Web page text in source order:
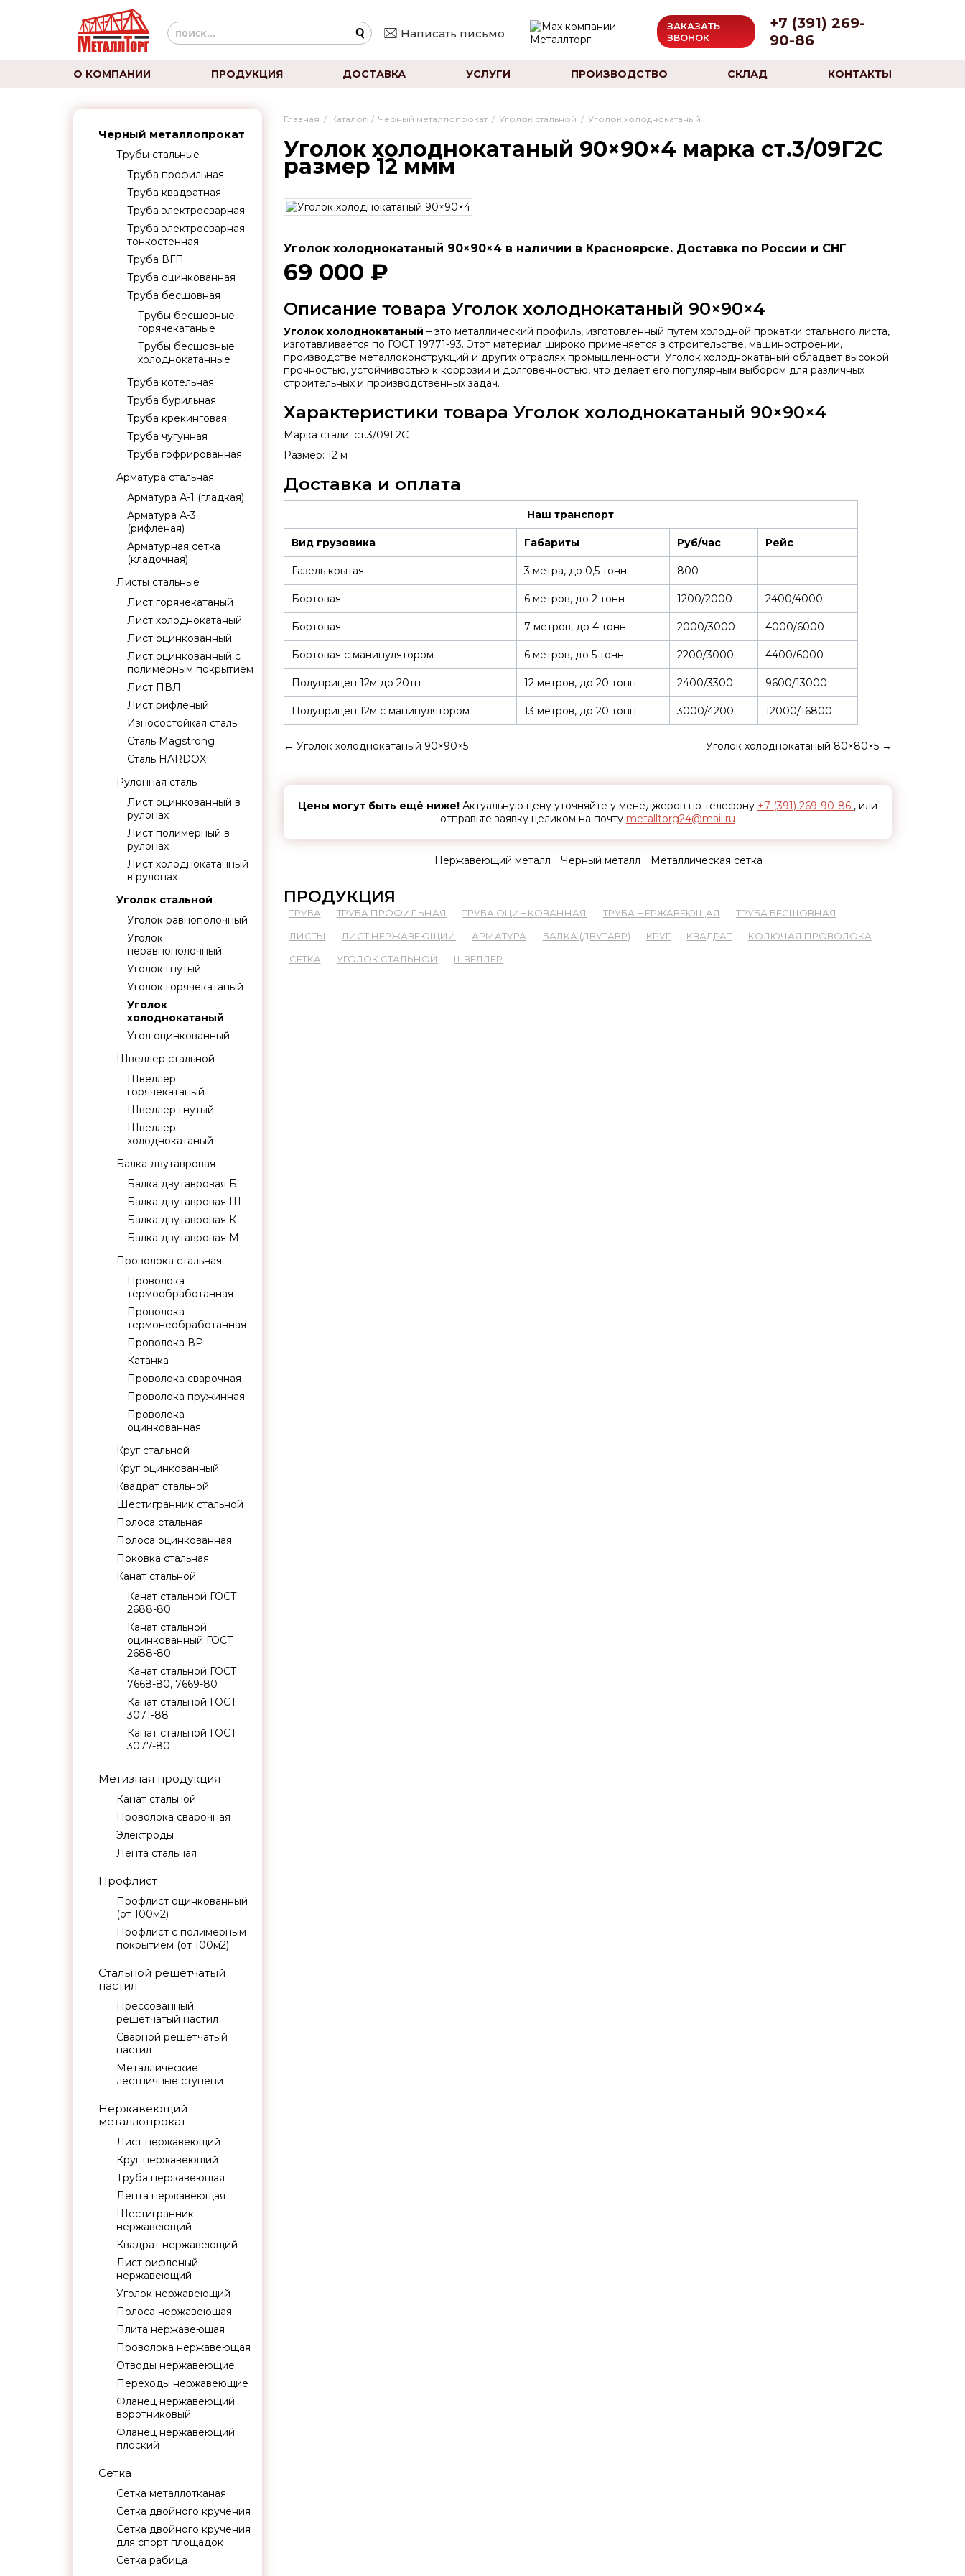
Написать письмо
ЗАКАЗАТЬ
ЗВОНОК
+7 (391) 269-
90-86
О КОМПАНИИ ПРОДУКЦИЯ ДОСТАВКА УСЛУГИ ПРОИЗВОДСТВО СКЛАД КОНТАКТЫ
Черный металлопрокат
Трубы стальные
Труба профильная
Труба квадратная
Труба электросварная
Труба электросварная
тонкостенная
Труба ВГП
Труба оцинкованная
Труба бесшовная
Трубы бесшовные
горячекатаные
Трубы бесшовные
холоднокатанные
Труба котельная
Труба бурильная
Труба крекинговая
Труба чугунная
Труба гофрированная
Арматура стальная
Арматура А-1 (гладкая)
Арматура А-3
(рифленая)
Арматурная сетка
(кладочная)
Листы стальные
Лист горячекатаный
Лист холоднокатаный
Лист оцинкованный
Лист оцинкованный с
полимерным покрытием
Лист ПВЛ
Лист рифленый
Износостойкая сталь
Сталь Magstrong
Сталь HARDOX
Рулонная сталь
Лист оцинкованный в
рулонах
Лист полимерный в
рулонах
Лист холоднокатанный
в рулонах
Уголок стальной
Уголок равнополочный
Уголок
неравнополочный
Уголок гнутый
Уголок горячекатаный
Уголок
холоднокатаный
Угол оцинкованный
Швеллер стальной
Швеллер
горячекатаный
Швеллер гнутый
Швеллер
холоднокатаный
Балка двутавровая
Балка двутавровая Б
Балка двутавровая Ш
Балка двутавровая К
Балка двутавровая М
Проволока стальная
Проволока
термообработанная
Проволока
термонеобработанная
Проволока ВР
Катанка
Проволока сварочная
Проволока пружинная
Проволока
оцинкованная
Круг стальной
Круг оцинкованный
Квадрат стальной
Шестигранник стальной
Полоса стальная
Полоса оцинкованная
Поковка стальная
Канат стальной
Канат стальной ГОСТ
2688-80
Канат стальной
оцинкованный ГОСТ
2688-80
Канат стальной ГОСТ
7668-80, 7669-80
Канат стальной ГОСТ
3071-88
Канат стальной ГОСТ
3077-80
Метизная продукция
Канат стальной
Проволока сварочная
Электроды
Лента стальная
Профлист
Профлист оцинкованный
(от 100м2)
Профлист с полимерным
покрытием (от 100м2)
Стальной решетчатый
настил
Прессованный
решетчатый настил
Сварной решетчатый
настил
Металлические
лестничные ступени
Нержавеющий
металлопрокат
Лист нержавеющий
Круг нержавеющий
Труба нержавеющая
Лента нержавеющая
Шестигранник
нержавеющий
Квадрат нержавеющий
Лист рифленый
нержавеющий
Уголок нержавеющий
Полоса нержавеющая
Плита нержавеющая
Проволока нержавеющая
Отводы нержавеющие
Переходы нержавеющие
Фланец нержавеющий
воротниковый
Фланец нержавеющий
плоский
Сетка
Сетка металлотканая
Сетка двойного кручения
Сетка двойного кручения
для спорт площадок
Сетка рабица
Главная / Каталог / Черный металлопрокат / Уголок стальной / Уголок холоднокатаный
Уголок холоднокатаный 90×90×4 марка ст.3/09Г2С
размер 12 ммм
Уголок холоднокатаный 90×90×4 в наличии в Красноярске. Доставка по России и СНГ
69 000 ₽
Описание товара Уголок холоднокатаный 90×90×4
Уголок холоднокатаный – это металлический профиль, изготовленный путем холодной прокатки стального листа,
изготавливается по ГОСТ 19771-93. Этот материал широко применяется в строительстве, машиностроении,
производстве металлоконструкций и других отраслях промышленности. Уголок холоднокатаный обладает высокой
прочностью, устойчивостью к коррозии и долговечностью, что делает его популярным выбором для различных
строительных и производственных задач.
Характеристики товара Уголок холоднокатаный 90×90×4
Марка стали: ст.3/09Г2С
Размер: 12 м
Доставка и оплата
Наш транспорт
Вид грузовика Габариты Руб/час Рейс
Газель крытая 3 метра, до 0,5 тонн 800 -
Бортовая 6 метров, до 2 тонн 1200/2000 2400/4000
Бортовая 7 метров, до 4 тонн 2000/3000 4000/6000
Бортовая с манипулятором 6 метров, до 5 тонн 2200/3000 4400/6000
Полуприцеп 12м до 20тн 12 метров, до 20 тонн 2400/3300 9600/13000
Полуприцеп 12м с манипулятором 13 метров, до 20 тонн 3000/4200 12000/16800
← Уголок холоднокатаный 90×90×5 Уголок холоднокатаный 80×80×5 →
Цены могут быть ещё ниже!Актуальную цену уточняйте у менеджеров по телефону +7 (391) 269-90-86 , или
отправьте заявку целиком на почту metalltorg24@mail.ru
Нержавеющий металл Черный металл Металлическая сетка
ПРОДУКЦИЯ
ТРУБА ТРУБА ПРОФИЛЬНАЯ ТРУБА ОЦИНКОВАННАЯ ТРУБА НЕРЖАВЕЮЩАЯ
ТРУБА БЕСШОВНАЯ
ЛИСТЫ
ЛИСТ НЕРЖАВЕЮЩИЙ АРМАТУРА БАЛКА (ДВУТАВР) КРУГ КВАДРАТ
КОЛЮЧАЯ ПРОВОЛОКА
СЕТКА
УГОЛОК СТАЛЬНОЙ ШВЕЛЛЕР